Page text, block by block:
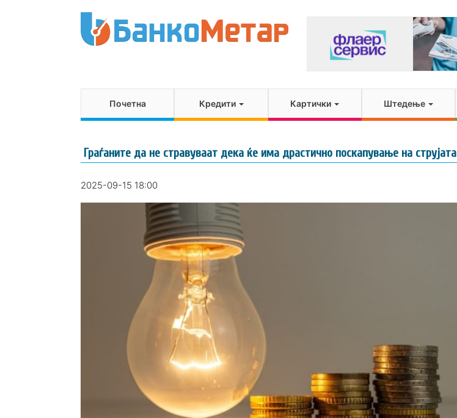
Почетна Кредити Картички Штедење
Граѓаните да не стравуваат дека ќе има драстично поскапување на струјата
2025-09-15 18:00